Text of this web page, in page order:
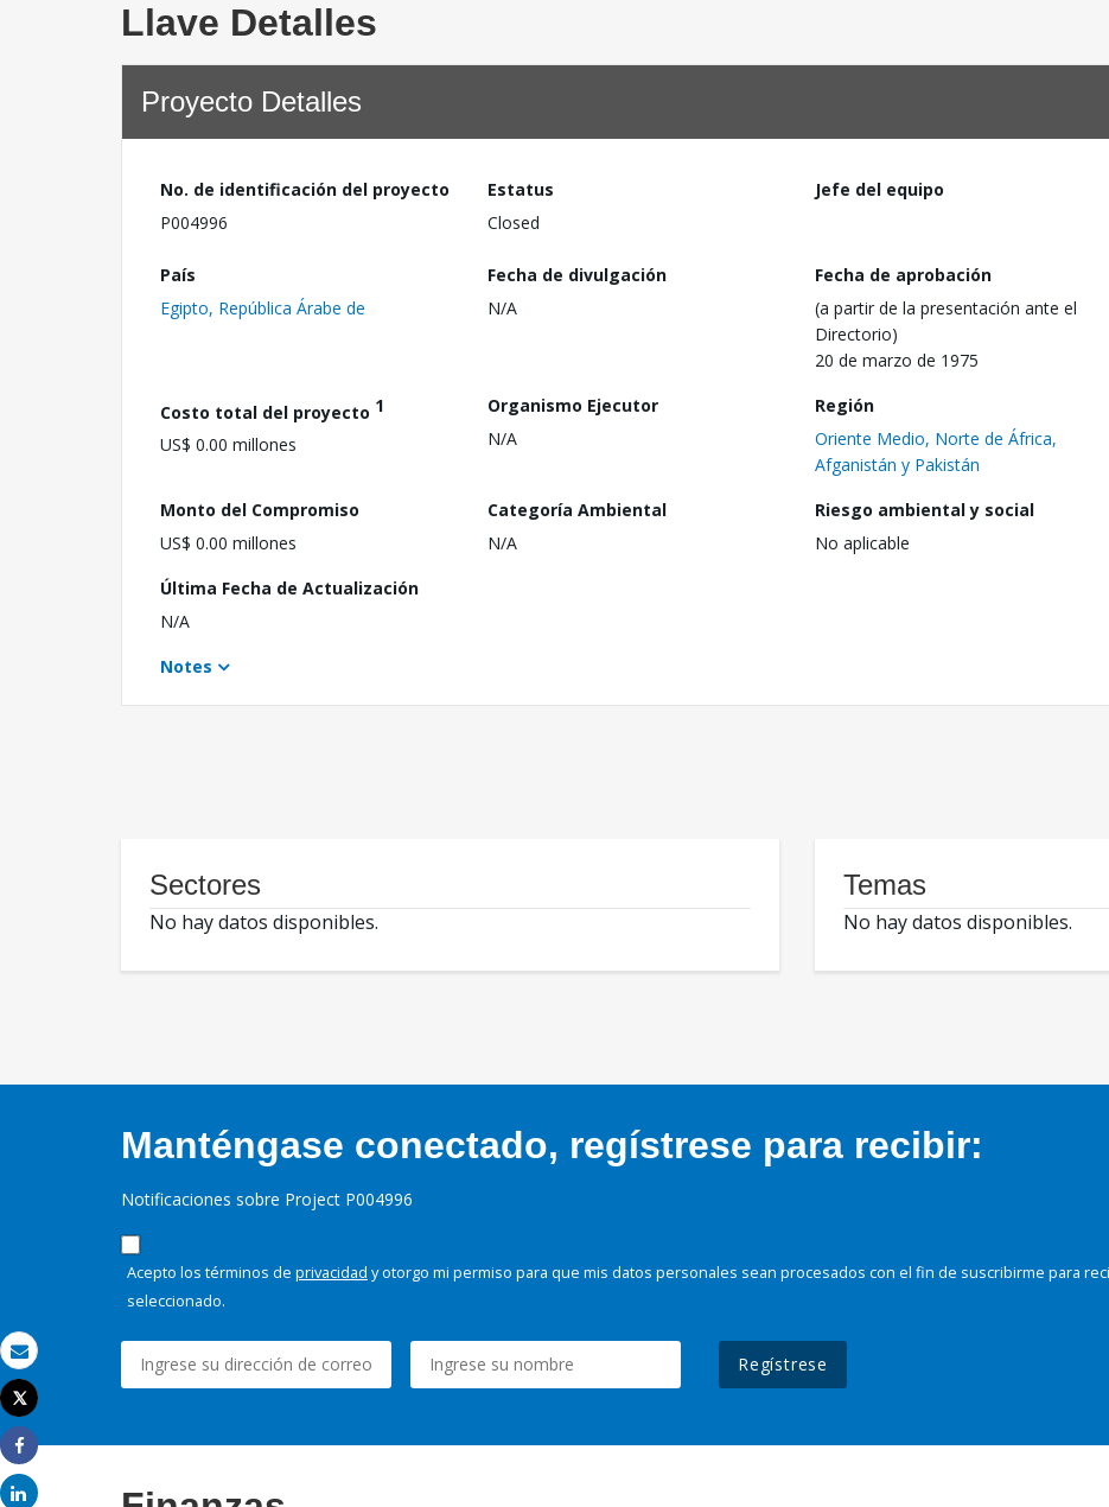
Correo electrónico
Imprimir
Tweet
Share
Share
Llave Detalles
Proyecto Detalles
No. de identificación del proyecto
P004996
Estatus
Closed
Jefe del equipo
País
Egipto, República Árabe de
Fecha de divulgación
N/A
Fecha de aprobación
(a partir de la presentación ante el
Directorio)
20 de marzo de 1975
Costo total del proyecto 1
US$ 0.00 millones
Organismo Ejecutor
N/A
Región
Oriente Medio, Norte de África,
Afganistán y Pakistán
Monto del Compromiso
US$ 0.00 millones
Categoría Ambiental
N/A
Riesgo ambiental y social
No aplicable
Última Fecha de Actualización
N/A
Notes
Sectores
No hay datos disponibles.
Temas
No hay datos disponibles.
Manténgase conectado, regístrese para recibir:
Notificaciones sobre Project P004996
Acepto los términos de privacidad y otorgo mi permiso para que mis datos personales sean procesados con el fin de suscribirme para
seleccionado.
Regístrese